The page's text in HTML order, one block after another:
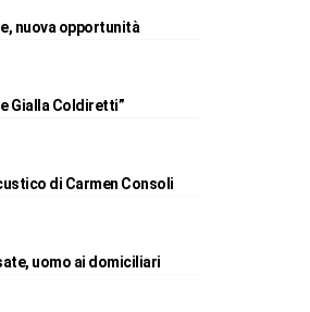
nuova opportunità
Gialla Coldiretti”
di Carmen Consoli
uomo ai domiciliari